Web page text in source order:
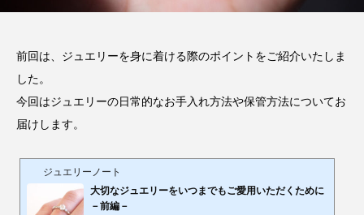
前回は、ジュエリーを身に着ける際のポイントをご紹介いたしま
した。
今回はジュエリーの日常的なお手入れ方法や保管方法についてお
届けします。
ジュエリーノート
大切なジュエリーをいつまでもご愛用いただくために
－前編－